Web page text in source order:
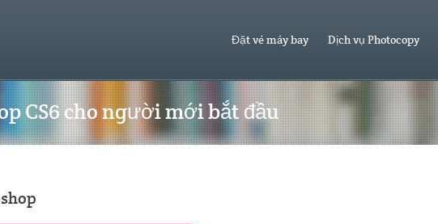
Đặt vé máy bay Dịch vụ Photocopy
CS6 cho người mới bắt đầu